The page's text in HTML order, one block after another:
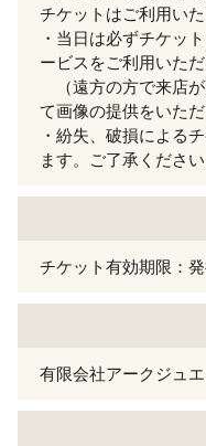
チケットはご利用いた
・当日は必ずチケッ
ービスをご利用いた
（遠方の方で来店が
て画像の提供をいただ
・紛失、破損による
ます。ご了承ください
チケット有効期限：
有限会社アークジュ